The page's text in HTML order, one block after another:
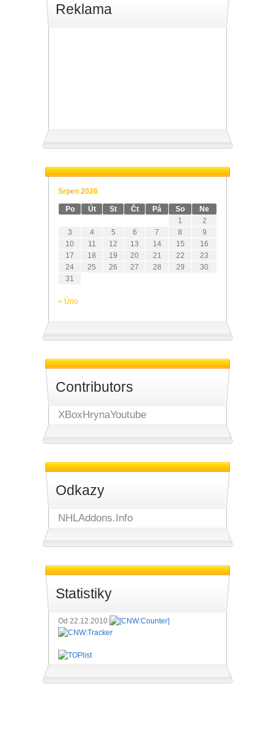
Reklama
Srpen 2026
Po Út St Čt Pá So
Ne
1
2
3
4 5 6 7 8
9
10
11 12 13 14 15
16
17
18 19 20 21 22
23
24
25 26 27 28 29
30
31
« Úno
Contributors
XBoxHrynaYoutube
Odkazy
NHLAddons.Info
Statistiky
Od 22.12.2010